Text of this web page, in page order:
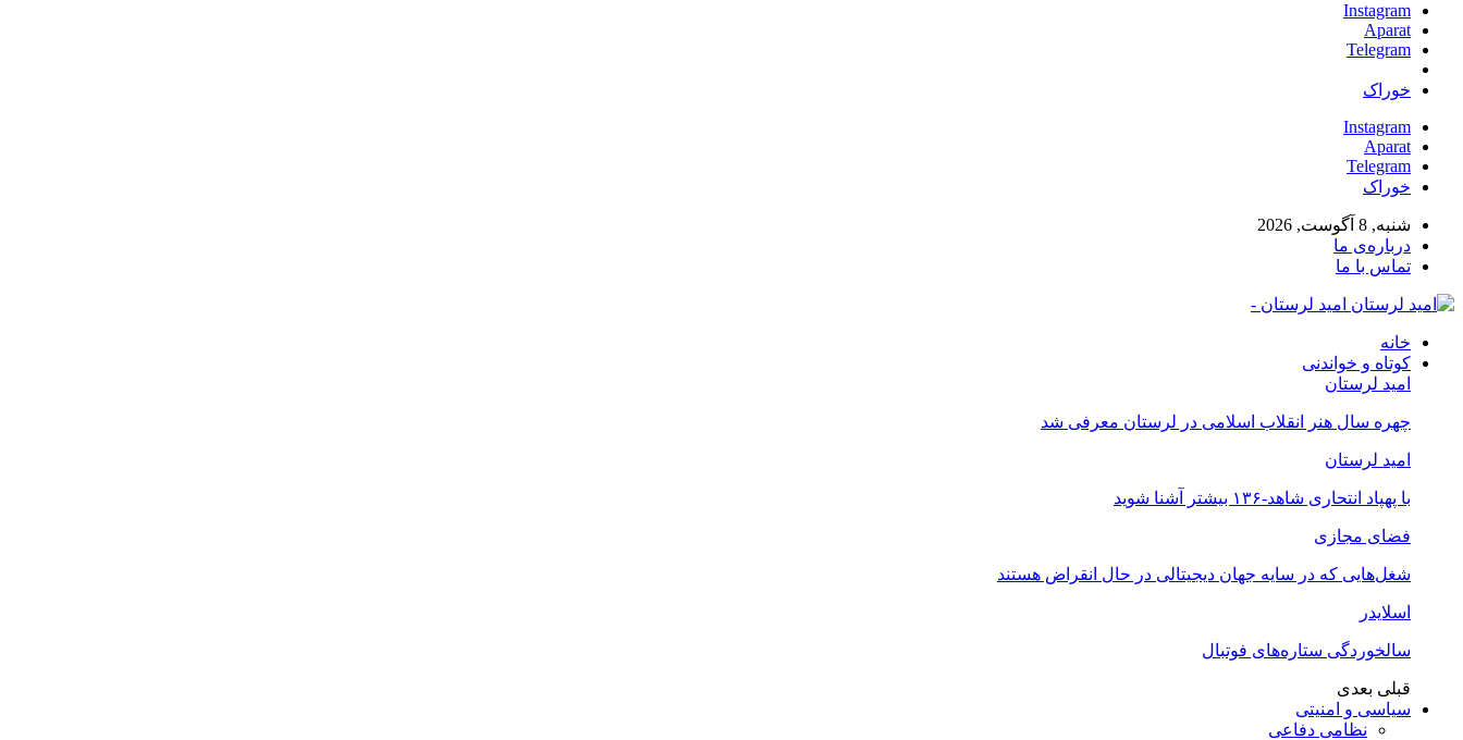
Instagram
Aparat
Telegram
خوراک
Instagram
Aparat
Telegram
خوراک
شنبه, 8 آگوست, 2026
درباره‌ی ما
تماس با ما
امید لرستان -
خانه
کوتاه و خواندنی
امید لرستان
چهره سال هنر انقلاب اسلامی در لرستان معرفی شد
امید لرستان
با پهپاد انتحاری شاهد-۱۳۶ بیشتر آشنا شوید
فضای مجازی
شغل‌‌هایی که در سایه جهان دیجیتالی در حال انقراض هستند
اسلایدر
سالخوردگی ستاره‌های فوتبال
قبلی بعدی
سیاسی و امنیتی
نظامی دفاعی